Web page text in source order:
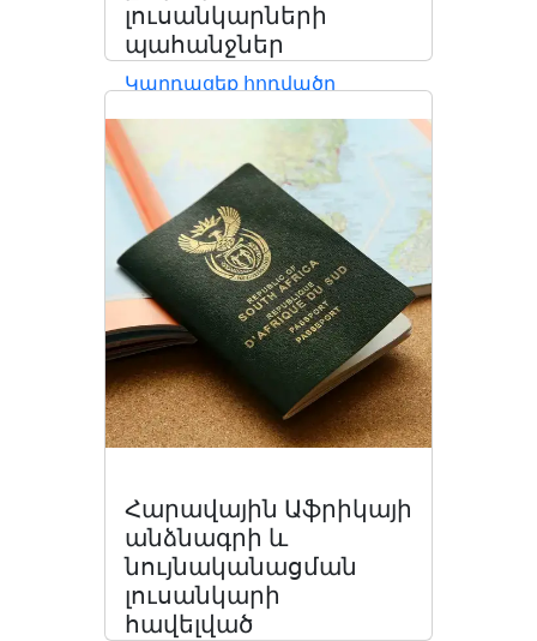
լուսանկարների
պահանջներ
Կարդացեք հոդվածը
Հարավային Աֆրիկայի
անձնագրի և
նույնականացման
լուսանկարի
հավելված